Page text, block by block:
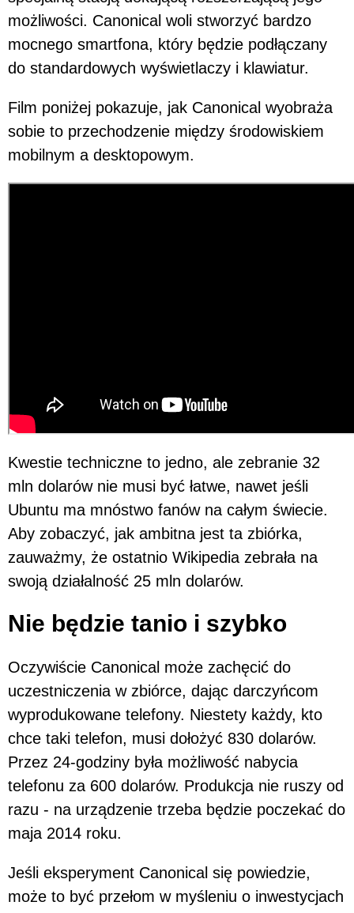
możliwości. Canonical woli stworzyć bardzo
mocnego smartfona, który będzie podłączany
do standardowych wyświetlaczy i klawiatur.
Film poniżej pokazuje, jak Canonical wyobraża
sobie to przechodzenie między środowiskiem
mobilnym a desktopowym.
Kwestie techniczne to jedno, ale zebranie 32
mln dolarów nie musi być łatwe, nawet jeśli
Ubuntu ma mnóstwo fanów na całym świecie.
Aby zobaczyć, jak ambitna jest ta zbiórka,
zauważmy, że ostatnio Wikipedia zebrała na
swoją działalność 25 mln dolarów.
Nie będzie tanio i szybko
Oczywiście Canonical może zachęcić do
uczestniczenia w zbiórce, dając darczyńcom
wyprodukowane telefony. Niestety każdy, kto
chce taki telefon, musi dołożyć 830 dolarów.
Przez 24-godziny była możliwość nabycia
telefonu za 600 dolarów. Produkcja nie ruszy od
razu - na urządzenie trzeba będzie poczekać do
maja 2014 roku.
Jeśli eksperyment Canonical się powiedzie,
może to być przełom w myśleniu o inwestycjach